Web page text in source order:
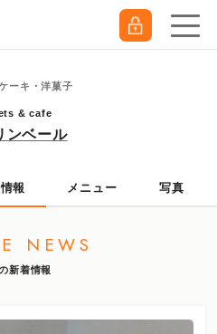
ーキ・洋菓子
& cafe
ンベール
報 メニュー 写真
NEWS
新着情報